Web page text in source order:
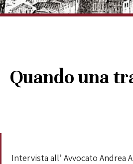
Quando una
Intervista all’ Avvocato Andrea